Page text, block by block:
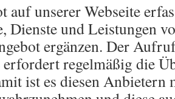
auf unserer Webseite
Dienste und Leistungen
ergänzen. Der
regelmäßig die
ist es diesen